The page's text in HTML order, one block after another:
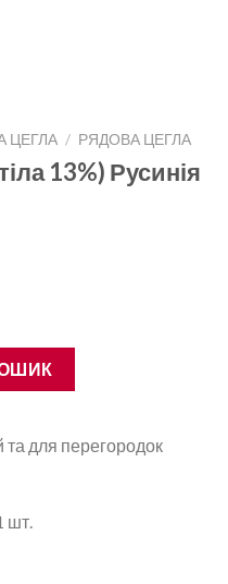
ЦЕГЛА / РЯДОВА ЦЕГЛА
13%) Русинія
М200 120×250×65
та для перегородок
шт.